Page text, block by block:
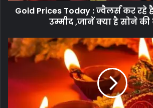
Gold Prices Today : ज्वैलर्स कर रहे
उम्मीद ,जानें क्या है सोने